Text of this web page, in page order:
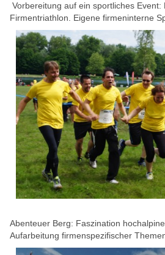
Vorbereitung auf ein sportliches Event:
Firmentriathlon. Eigene firmeninterne
Abenteuer Berg: Faszination
Aufarbeitung firmenspezifischer